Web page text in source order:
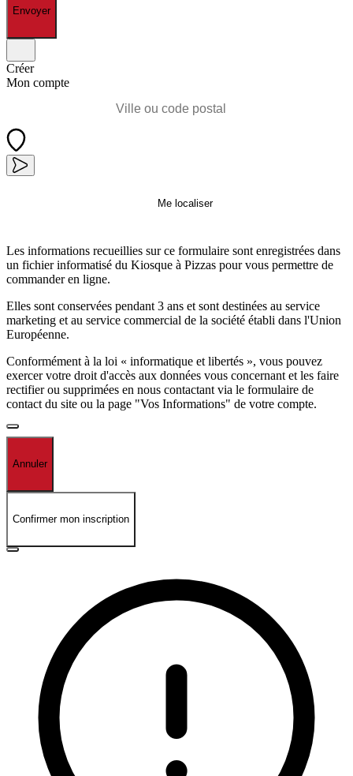
Envoyer
Créer
Mon compte
Me localiser
Les informations recueillies sur ce formulaire sont enregistrées dans
un fichier informatisé du Kiosque à Pizzas pour vous permettre de
commander en ligne.
Elles sont conservées pendant 3 ans et sont destinées au service
marketing et au service commercial de la société établi dans l'Union
Européenne.
Conformément à la loi « informatique et libertés », vous pouvez
exercer votre droit d'accès aux données vous concernant et les faire
rectifier ou supprimées en nous contactant via le formulaire de
contact du site ou la page "Vos Informations" de votre compte.
Annuler
Confirmer mon inscription